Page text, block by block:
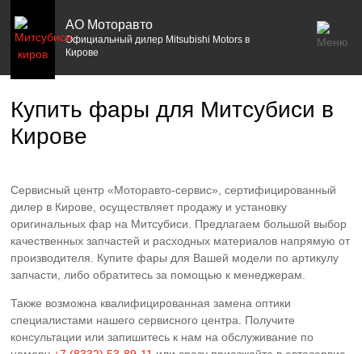
АО Моторавто
Официальный дилер Mitsubishi Motors в
Кирове
Купить фары для Митсубиси в
Кирове
Сервисный центр «Моторавто-сервис», сертифицированный
дилер в Кирове, осуществляет продажу и установку
оригинальных фар на Митсубиси. Предлагаем большой выбор
качественных запчастей и расходных материалов напрямую от
производителя. Купите фары для Вашей модели по артикулу
запчасти, либо обратитесь за помощью к менеджерам.
Также возможна квалифицированная замена оптики
специалистами нашего сервисного центра. Получите
консультации или запишитесь к нам на обслуживание по